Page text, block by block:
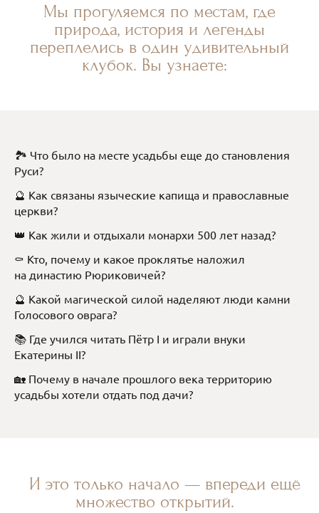
Мы прогуляемся по местам, где
природа, история и легенды
переплелись в один удивительный
клубок. Вы узнаете:
🏞️ Что было на месте усадьбы еще до становления
Руси?
🔮 Как связаны языческие капища и православные
церкви?
👑 Как жили и отдыхали монархи 500 лет назад?
⚰️ Кто, почему и какое проклятье наложил
на династию Рюриковичей?
🔮 Какой магической силой наделяют люди камни
Голосового оврага?
📚 Где учился читать Пётр I и играли внуки
Екатерины II?
🏡 Почему в начале прошлого века территорию
усадьбы хотели отдать под дачи?
И это только начало — впереди ещё
множество открытий.